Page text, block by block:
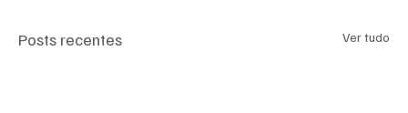
Posts recentes Ver tudo